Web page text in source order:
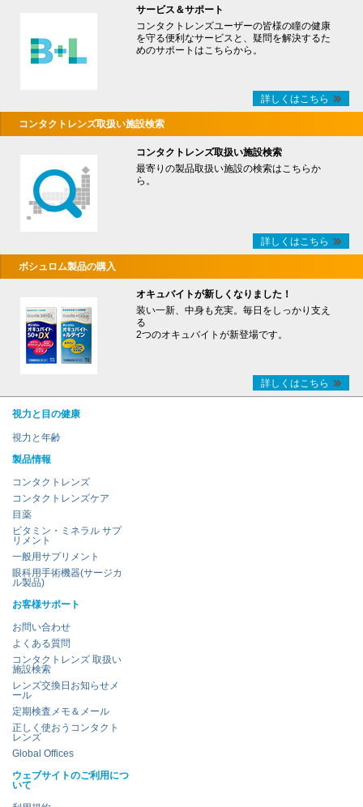
サービス＆サポート
コンタクトレンズユーザーの皆様の瞳の健康
を守る便利なサービスと、疑問を解決するた
めのサポートはこちらから。
詳しくはこちら
コンタクトレンズ取扱い施設検索
コンタクトレンズ取扱い施設検索
最寄りの製品取扱い施設の検索はこちらか
ら。
詳しくはこちら
ボシュロム製品の購入
オキュバイトが新しくなりました！
装い一新、中身も充実。毎日をしっかり支え
る
2つのオキュバイトが新登場です。
詳しくはこちら
視力と目の健康
視力と年齢
製品情報
コンタクトレンズ
コンタクトレンズケア
目薬
ビタミン・ミネラル サプ
リメント
一般用サプリメント
眼科用手術機器(サージカ
ル製品)
お客様サポート
お問い合わせ
よくある質問
コンタクトレンズ 取扱い
施設検索
レンズ交換日お知らせメ
ール
定期検査メモ＆メール
正しく使おうコンタクト
レンズ
Global Offices
ウェブサイトのご利用につ
いて